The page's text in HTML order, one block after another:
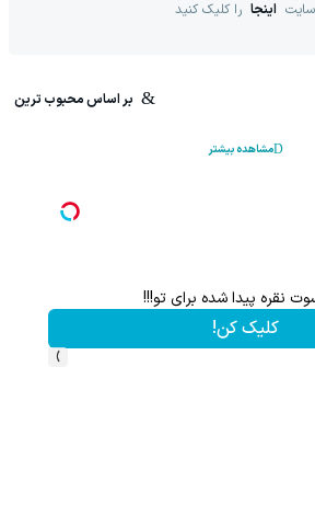
سایت اینجا را کلیک کنید
بر اساس محبوب ترین
مشاهده بیشتر
کلیک کن!
›